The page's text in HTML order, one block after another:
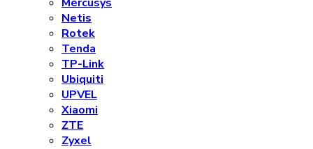
Netis
Rotek
Tenda
TP-Link
Ubiquiti
UPVEL
Xiaomi
ZTE
Zyxel